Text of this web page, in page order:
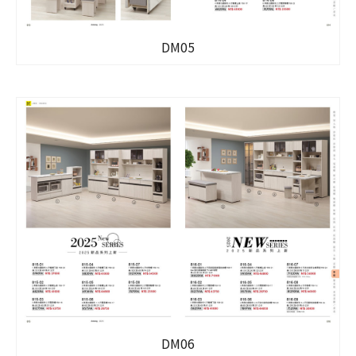
DM05
DM06